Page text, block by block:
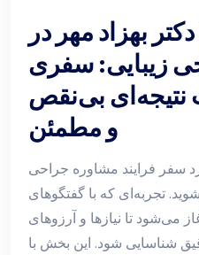
بهزاد مهر در
زیبایی: سفری
نتیجه‌ای بی‌نقص
و مطمئن
سفر فرایند مشاوره جراحی
تجربه‌ای که با گفتگوهای
می‌شود تا نیازها و آرزوهای
شناسایی شود. این بخش با